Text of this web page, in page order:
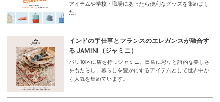
アイテムや学校・職場にあったら便利なグッズを集めまし
た。
インドの手仕事とフランスのエレガンスが融合す
る JAMINI（ジャミニ）
パリ10区に店を持つジャミニ。日常に彩りと詩的な美しさ
をもたらし、暮らしを豊かにするアイテムとして世界中か
ら人気を集めています。